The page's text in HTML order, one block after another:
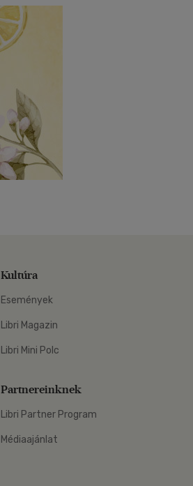
Kultúra
Események
Libri Magazin
Libri Mini Polc
Partnereinknek
Libri Partner Program
Médiaajánlat